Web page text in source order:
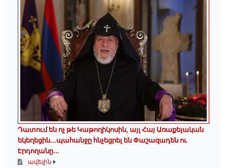
Դատում են ոչ թե Կաթողիկոսին, այլ Հայ Առաքելական
եկեղեցին․․․պահանջը հնչեցրել են Փաշազադեն ու
Էրդողանը․․․
ավելին